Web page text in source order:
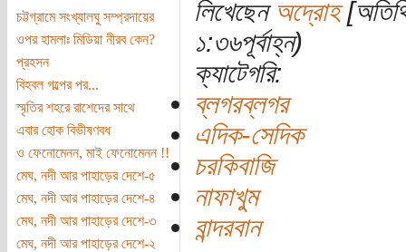
চট্টগ্রামে সংখ্যালঘু সম্প্রদায়ের
ওপর হামলাঃ মিডিয়া নীরব কেন?
প্রহসন
বিহবল গল্পের পর...
স্মৃতির শহরে রাশেদের সাথে
এবার হোক বিভীষণবধ
ও ফেনোমেনন, মাই ফেনোমেনন !!
মেঘ, নদী আর পাহাড়ের দেশে-৫
মেঘ, নদী আর পাহাড়ের দেশে-৪
মেঘ, নদী আর পাহাড়ের দেশে-৩
মেঘ, নদী আর পাহাড়ের দেশে-২
লিখেছেন অদ্রোহ
১:৩৬পূর্বাহ্ন)
ক্যাটেগরি:
ব্লগরব্লগর
এদিক-সেদিক
চরকিবাজি
নাফাখুম
বান্দরবান